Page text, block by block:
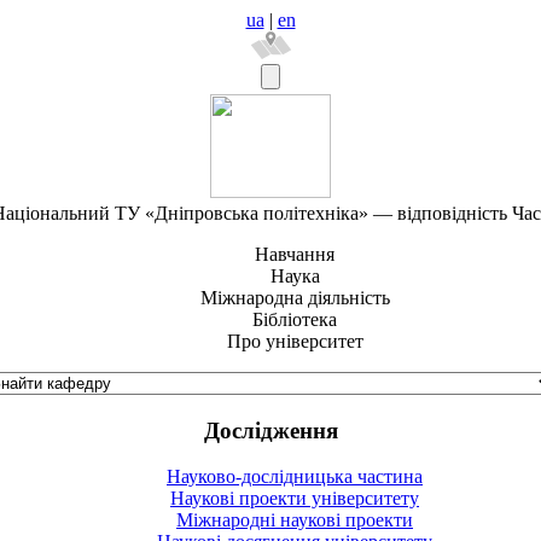
ua | en
ТУ «Дніпровська політехніка» — відповідність
Навчання
Наука
Міжнародна діяльність
Бібліотека
Про університет
Дослідження
Науково-дослідницька частина
Наукові проекти університету
Міжнародні наукові проекти